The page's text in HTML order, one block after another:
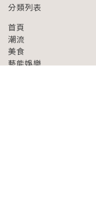
分類列表
首頁
潮流
美食
藝能娛樂